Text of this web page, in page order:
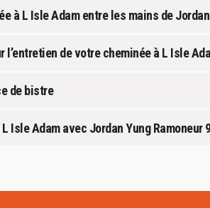
à L Isle Adam entre les mains de
l’entretien de votre cheminée à L Isle
de bistre
Isle Adam avec Jordan Yung Ramoneur